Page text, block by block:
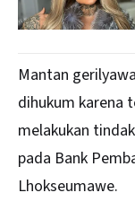
Mantan
dihukum karena
melakukan
pada Bank
Lhokseumawe.